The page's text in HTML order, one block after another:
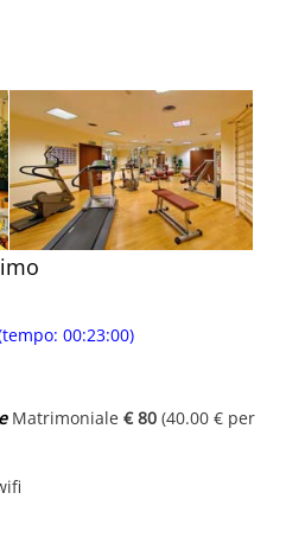
00:23:00)
Matrimoniale € 80 (40.00 € per